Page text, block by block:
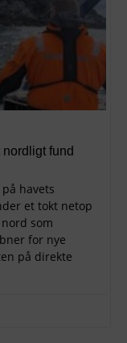
fund
havets
et tokt netop
som
for nye
på direkte